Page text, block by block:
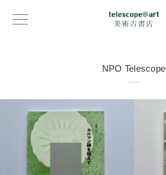
NPO Telescope